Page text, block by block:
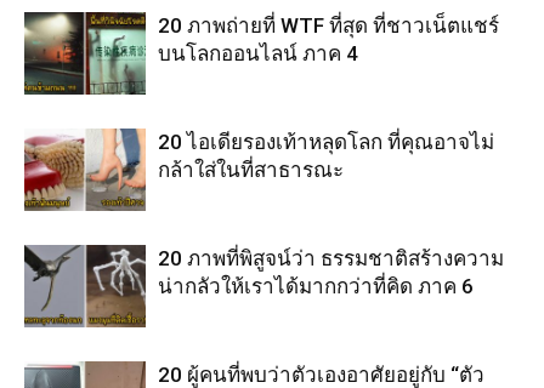
20 ภาพถ่ายที่ WTF ที่สุด ที่ชาวเน็ตแชร์
บนโลกออนไลน์ ภาค 4
20 ไอเดียรองเท้าหลุดโลก ที่คุณอาจไม่
กล้าใส่ในที่สาธารณะ
20 ภาพที่พิสูจน์ว่า ธรรมชาติสร้างความ
น่ากลัวให้เราได้มากกว่าที่คิด ภาค 6
20 ผู้คนที่พบว่าตัวเองอาศัยอยู่กับ “ตัว